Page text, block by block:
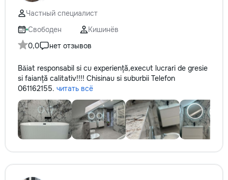
Частный специалист
Свободен
Кишинёв
0,0
нет отзывов
Bǎiat responsabil si cu experiență,execut lucrari de gresie
si faianță calitativ!!!! Chisinau si suburbii Telefon
061162155. читать всё